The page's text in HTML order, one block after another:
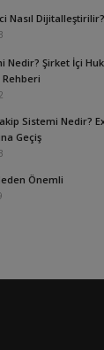
Nasıl Dijitalleştirilir?
Nedir? Şirket İçi
Sistemi Nedir?
Geçiş
Önemli